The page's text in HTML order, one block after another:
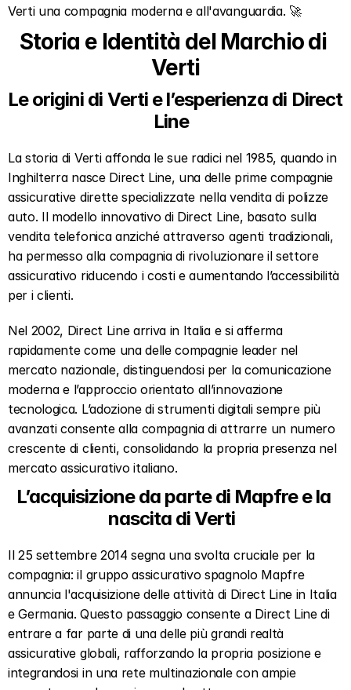
Verti una compagnia moderna e all'avanguardia. 🚀
Storia e Identità del Marchio di
Verti
Le origini di Verti e l’esperienza di Direct
Line
La storia di Verti affonda le sue radici nel 1985, quando in
Inghilterra nasce Direct Line, una delle prime compagnie
assicurative dirette specializzate nella vendita di polizze
auto. Il modello innovativo di Direct Line, basato sulla
vendita telefonica anziché attraverso agenti tradizionali,
ha permesso alla compagnia di rivoluzionare il settore
assicurativo riducendo i costi e aumentando l’accessibilità
per i clienti.
Nel 2002, Direct Line arriva in Italia e si afferma
rapidamente come una delle compagnie leader nel
mercato nazionale, distinguendosi per la comunicazione
moderna e l’approccio orientato all’innovazione
tecnologica. L’adozione di strumenti digitali sempre più
avanzati consente alla compagnia di attrarre un numero
crescente di clienti, consolidando la propria presenza nel
mercato assicurativo italiano.
L’acquisizione da parte di Mapfre e la
nascita di Verti
Il 25 settembre 2014 segna una svolta cruciale per la
compagnia: il gruppo assicurativo spagnolo Mapfre
annuncia l'acquisizione delle attività di Direct Line in Italia
e Germania. Questo passaggio consente a Direct Line di
entrare a far parte di una delle più grandi realtà
assicurative globali, rafforzando la propria posizione e
integrandosi in una rete multinazionale con ampie